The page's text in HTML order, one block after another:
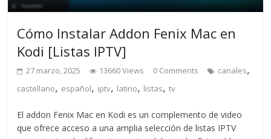
Cómo Instalar Addon Fenix Mac en
Kodi [Listas IPTV]
27 marzo, 2025 13660 Views 0 Comments canales,
castellano, español, iptv, latino, listas,tv
El addon Fenix Mac en Kodi es un complemento de video
que ofrece acceso a una amplia selección de listas IPTV